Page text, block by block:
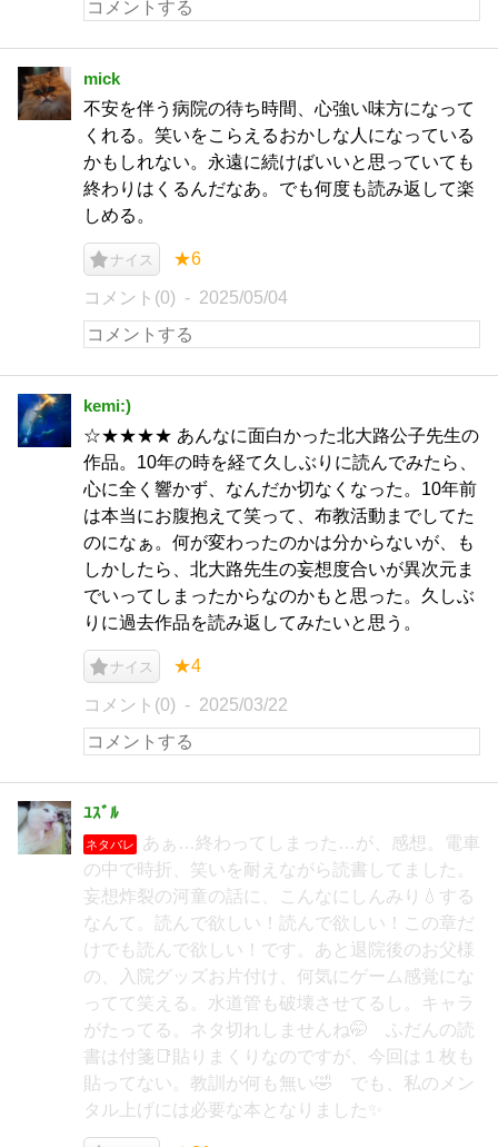
mick
不安を伴う病院の待ち時間、心強い味方になって
くれる。笑いをこらえるおかしな人になっている
かもしれない。永遠に続けばいいと思っていても
終わりはくるんだなあ。でも何度も読み返して楽
しめる。
ナイス ★6
コメント(0) 2025/05/04
kemi:)
☆★★★★ あんなに面白かった北大路公子先生の
作品。10年の時を経て久しぶりに読んでみたら、
心に全く響かず、なんだか切なくなった。10年前
は本当にお腹抱えて笑って、布教活動までしてた
のになぁ。何が変わったのかは分からないが、も
しかしたら、北大路先生の妄想度合いが異次元ま
でいってしまったからなのかもと思った。久しぶ
りに過去作品を読み返してみたいと思う。
ナイス ★4
コメント(0) 2025/03/22
ﾕｽﾞﾙ
ネタバレ
あぁ…終わってしまった…が、感想。電車
の中で時折、笑いを耐えながら読書してました。
妄想炸裂の河童の話に、こんなにしんみり💧する
なんて。読んで欲しい！読んで欲しい！この章だ
けでも読んで欲しい！です。あと退院後のお父様
の、入院グッズお片付け、何気にゲーム感覚にな
ってて笑える。水道管も破壊させてるし。キャラ
がたってる。ネタ切れしませんね🤭 ふだんの読
書は付箋📑貼りまくりなのですが、今回は１枚も
貼ってない。教訓が何も無い🤣 でも、私のメン
タル上げには必要な本となりました✨